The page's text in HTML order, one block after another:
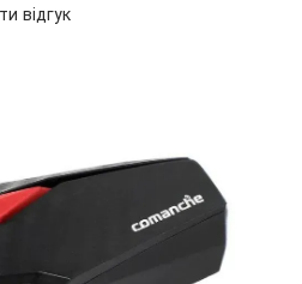
відгук